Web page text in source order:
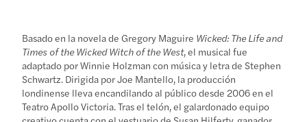
Basado en la novela de Gregory Maguire Wicked: The Life and
Times of the Wicked Witch of the West, el musical fue
adaptado por Winnie Holzman con música y letra de Stephen
Schwartz. Dirigida por Joe Mantello, la producción
londinense lleva encandilando al público desde 2006 en el
Teatro Apollo Victoria. Tras el telón, el galardonado equipo